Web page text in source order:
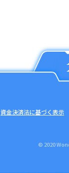
資金決済法に基づく表示
© 2020